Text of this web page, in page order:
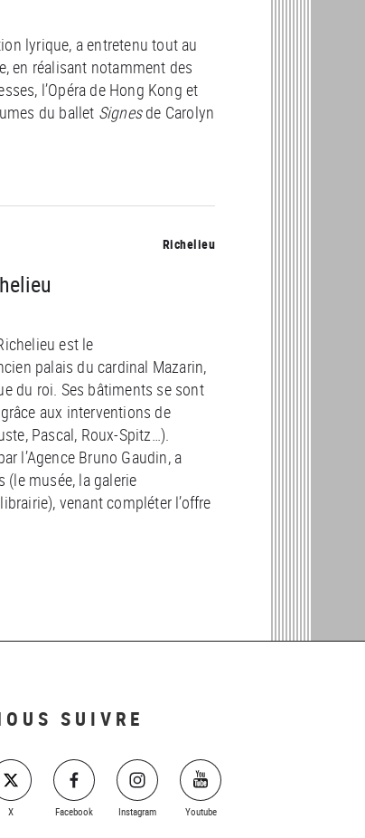
lyrique, a entretenu tout au
en réalisant notamment des
l’Opéra de Hong Kong et
du ballet Signesde Carolyn
Richelieu
est le
palais du cardinal Mazarin,
du roi. Ses bâtiments se sont
aux interventions de
Pascal, Roux-Spitz…).
l’Agence Bruno Gaudin, a
musée, la galerie
venant compléter l’offre
SUIVRE
X Facebook Instagram Youtube